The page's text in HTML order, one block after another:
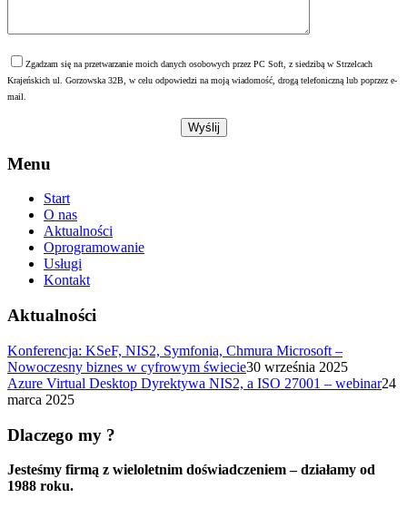
Zgadzam się na przetwarzanie moich danych osobowych przez PC Soft, z siedzibą w Strzelcach
Krajeńskich ul. Gorzowska 32B, w celu odpowiedzi na moją wiadomość, drogą telefoniczną lub poprzez e-
mail.
Menu
Start
O nas
Aktualności
Oprogramowanie
Usługi
Kontakt
Aktualności
Konferencja: KSeF, NIS2, Symfonia, Chmura Microsoft –
Nowoczesny biznes w cyfrowym świecie30 września 2025
Azure Virtual Desktop Dyrektywa NIS2, a ISO 27001 – webinar24
marca 2025
Dlaczego my ?
Jesteśmy firmą z wieloletnim doświadczeniem – działamy od
1988 roku.